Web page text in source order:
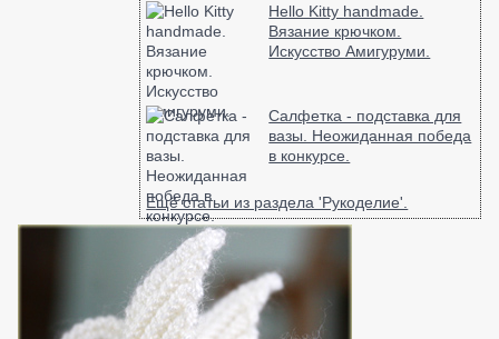
Hello Kitty handmade.
Вязание крючком.
Искусство Амигуруми.
Салфетка - подставка для
вазы. Неожиданная победа
в конкурсе.
Ещё статьи из раздела 'Рукоделие'.